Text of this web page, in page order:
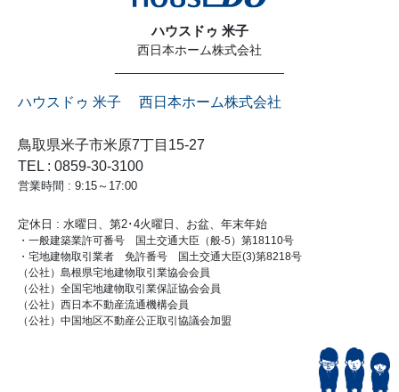
ハウスドゥ 米子
西日本ホーム株式会社
ハウスドゥ 米子 西日本ホーム株式会社
鳥取県米子市米原7丁目15-27
TEL : 0859-30-3100
営業時間 : 9:15～17:00
定休日 : 水曜日、第2･4火曜日、お盆、年末年始
・一般建築業許可番号 国土交通大臣（般-5）第18110号
・宅地建物取引業者 免許番号 国土交通大臣(3)第8218号
（公社）島根県宅地建物取引業協会会員
（公社）全国宅地建物取引業保証協会会員
（公社）西日本不動産流通機構会員
（公社）中国地区不動産公正取引協議会加盟